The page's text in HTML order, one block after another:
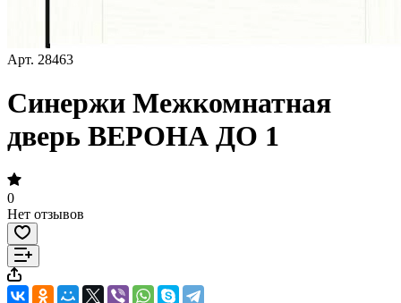
Арт. 28463
Синержи Межкомнатная
дверь ВЕРОНА ДО 1
0
Нет отзывов